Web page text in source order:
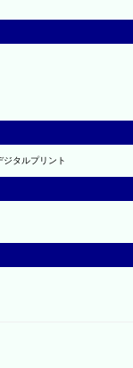
タルプリント